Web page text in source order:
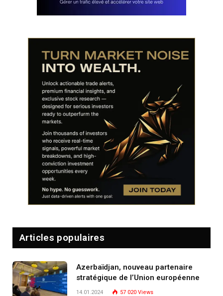
Articles populaires
Azerbaïdjan, nouveau partenaire
stratégique de l’Union européenne
14.01.2024 57 020 Views